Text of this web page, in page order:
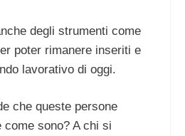
degli strumenti come
poter rimanere inseriti e
lavorativo di oggi.
che queste persone
sono? A chi si